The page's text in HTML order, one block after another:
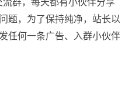
题，为了保持纯净，站长以
任何一条广告、入群小伙伴